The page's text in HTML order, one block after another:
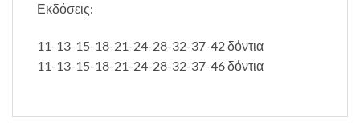
Εκδόσεις:
11-13-15-18-21-24-28-32-37-42 δόντια
11-13-15-18-21-24-28-32-37-46 δόντια